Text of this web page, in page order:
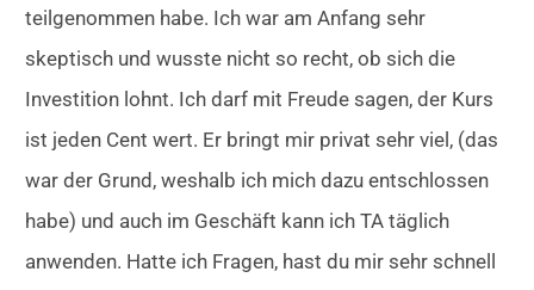
teilgenommen habe. Ich war am Anfang sehr
skeptisch und wusste nicht so recht, ob sich die
Investition lohnt. Ich darf mit Freude sagen, der Kurs
ist jeden Cent wert. Er bringt mir privat sehr viel, (das
war der Grund, weshalb ich mich dazu entschlossen
habe) und auch im Geschäft kann ich TA täglich
anwenden. Hatte ich Fragen, hast du mir sehr schnell